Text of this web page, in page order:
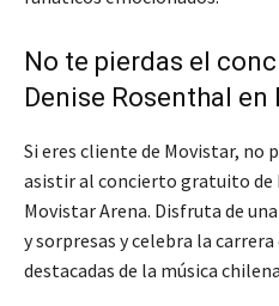
No te pierdas el
Denise Rosenthal
Si eres cliente de Movistar, no
asistir al concierto gratuito de
Movistar Arena. Disfruta de
y sorpresas y celebra la
destacadas de la música